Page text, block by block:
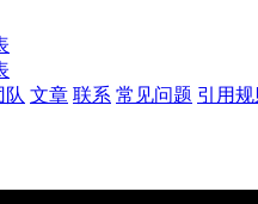
队 文章 联系 常见问题 引用